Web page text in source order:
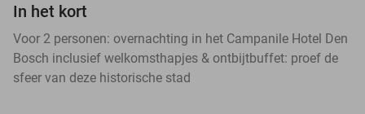
In het kort
Voor 2 personen: overnachting in het Campanile Hotel Den
Bosch inclusief welkomsthapjes & ontbijtbuffet: proef de
sfeer van deze historische stad